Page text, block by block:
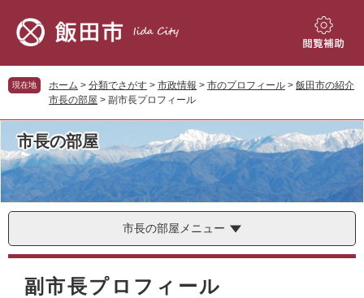
先
頭
を
飛
本
文
へ
閲
補
現在地 ホーム > 分類でさがす > 市政情報 > 市のプロフィール > 飯田市の紹介
市長の部屋 > 副市長プロフィール
市長の部屋
市長の部屋メニュー
本
副市長プロフィール